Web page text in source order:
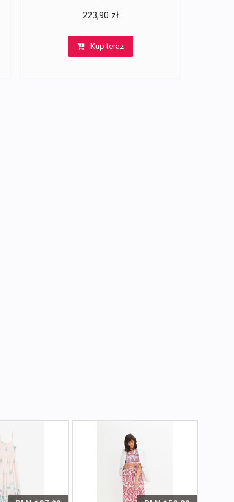
223,90 zł
Kup teraz